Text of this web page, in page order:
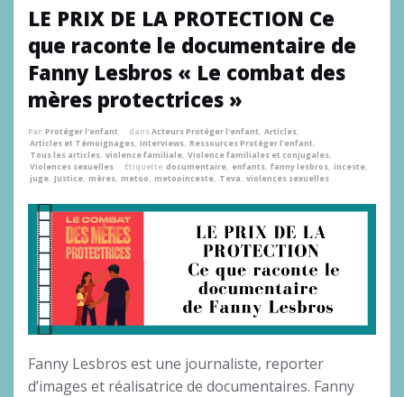
LE PRIX DE LA PROTECTION Ce
que raconte le documentaire de
Fanny Lesbros « Le combat des
mères protectrices »
Par Protéger l'enfant dansActeurs Protéger l'enfant, Articles,
Articles et Témoignages, Interviews, Ressources Protéger l'enfant,
Tous les articles, violence familiale, Violence familiales et conjugales,
Violences sexuelles
Étiquette documentaire, enfants, fanny lesbros, inceste,
juge, Justice, mères, metoo, metooinceste, Teva, violences sexuelles
Fanny Lesbros est une journaliste, reporter
d’images et réalisatrice de documentaires. Fanny